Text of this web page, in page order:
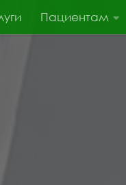
Пациентам